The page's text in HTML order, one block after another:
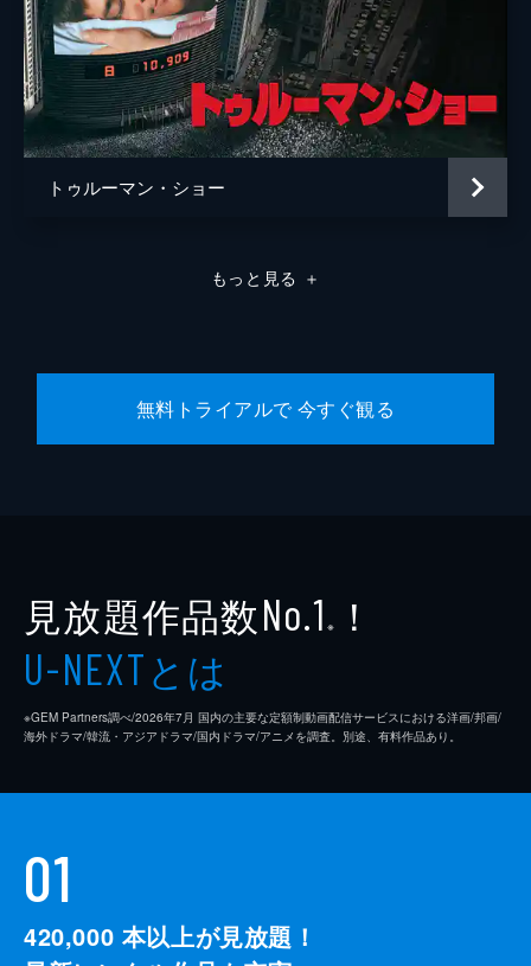
トゥルーマン・ショー
もっと見る ＋
無料トライアルで 今すぐ観る
見放題作品数No.1 ※ ！
U-NEXTとは
※GEM Partners調べ/2026年7⽉ 国内の主要な定額制動画配信サービスにおける洋画/邦画/
海外ドラマ/韓流・アジアドラマ/国内ドラマ/アニメを調査。別途、有料作品あり。
01
420,000 本以上が見放題！